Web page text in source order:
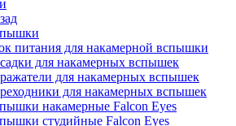
питания для накамерной вспышки
для накамерных вспышек
для накамерных вспышек
для накамерных вспышек
накамерные Falcon Eyes
студийные Falcon Eyes